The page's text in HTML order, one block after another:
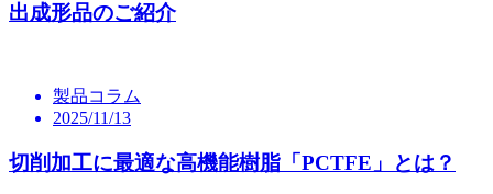
出成形品のご紹介
製品コラム
2025/11/13
切削加工に最適な高機能樹脂「PCTFE」とは？